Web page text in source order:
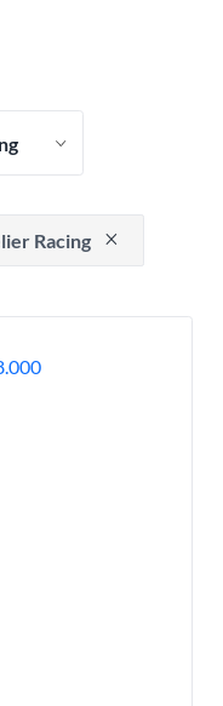
filtro
Racing